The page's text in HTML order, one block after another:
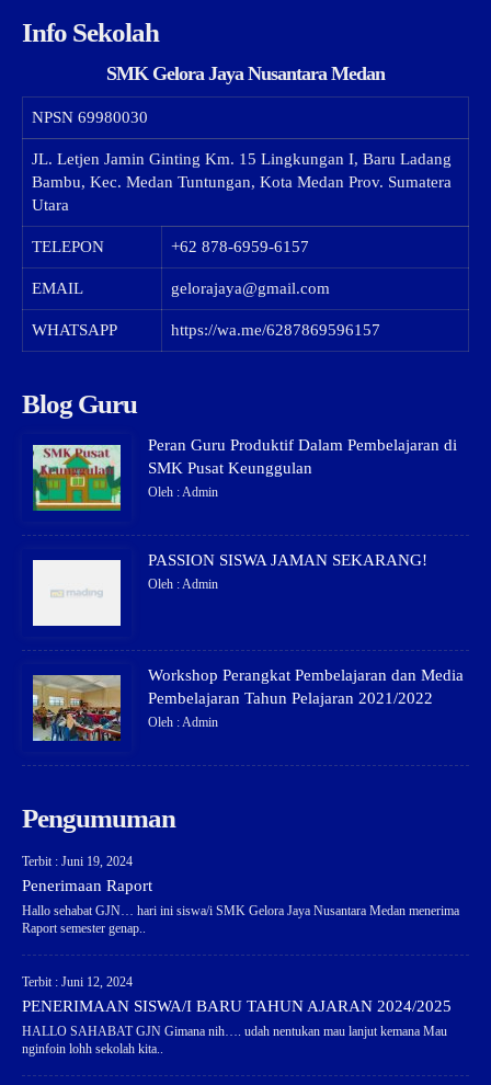
Info Sekolah
SMK Gelora Jaya Nusantara Medan
NPSN 69980030
JL. Letjen Jamin Ginting Km. 15 Lingkungan I, Baru Ladang
Bambu, Kec. Medan Tuntungan, Kota Medan Prov. Sumatera
Utara
TELEPON +62 878-6959-6157
EMAIL gelorajaya@gmail.com
WHATSAPP https://wa.me/6287869596157
Blog Guru
Peran Guru Produktif Dalam Pembelajaran di
SMK Pusat Keunggulan
Oleh : Admin
PASSION SISWA JAMAN SEKARANG!
Oleh : Admin
Workshop Perangkat Pembelajaran dan Media
Pembelajaran Tahun Pelajaran 2021/2022
Oleh : Admin
Pengumuman
Terbit : Juni 19, 2024
Penerimaan Raport
Hallo sehabat GJN… hari ini siswa/i SMK Gelora Jaya Nusantara Medan menerima
Raport semester genap..
Terbit : Juni 12, 2024
PENERIMAAN SISWA/I BARU TAHUN AJARAN 2024/2025
HALLO SAHABAT GJN Gimana nih…. udah nentukan mau lanjut kemana Mau
nginfoin lohh sekolah kita..